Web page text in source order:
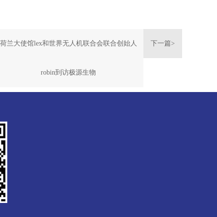
下一篇>
荷兰大使馆lex和世界无人机联合会联合创始人
robin到访极源生物